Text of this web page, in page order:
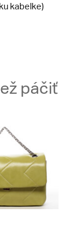
kabelke)
páčiť